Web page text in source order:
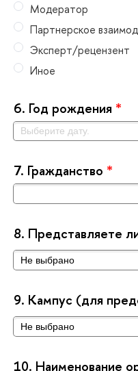
Модератор
Партнерское
Эксперт/рецензент
Иное
6. Год рождения *
7. Гражданство *
8. Представляете
9. Кампус (для
10. Наименование